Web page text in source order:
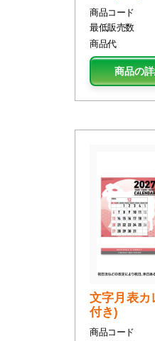
商品コード
最低販売数
商品代
商品の
文字月表カ
付き)
商品コード